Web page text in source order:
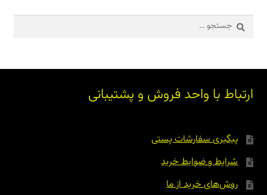
جستجو
برای:
ارتباط با واحد فروش و پشتیبانی
پیگیری سفارشات پستی
شرایط و ضوابط خرید
روش‌های خرید از ما